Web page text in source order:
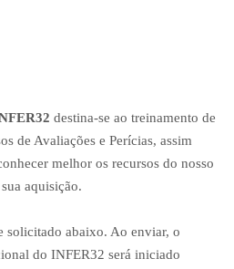
destina-se ao treinamento de
de Avaliações e Perícias, assim
melhor os recursos do nosso
aquisição.
solicitado abaixo. Ao enviar, o
do INFER32 será iniciado